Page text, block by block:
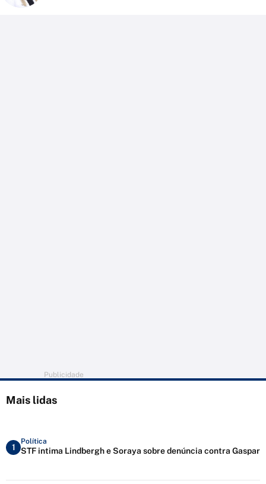
Publicidade
Mais lidas
1
Política
STF intima Lindbergh e Soraya sobre denúncia contra Gaspar